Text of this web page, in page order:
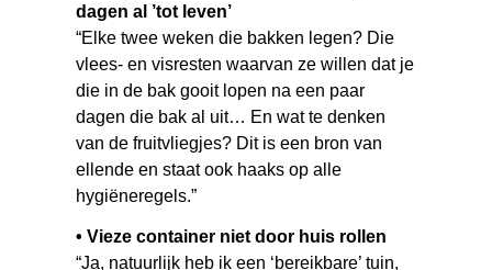
dagen al ’tot leven’
“Elke twee weken die bakken legen? Die
vlees- en visresten waarvan ze willen dat je
die in de bak gooit lopen na een paar
dagen die bak al uit… En wat te denken
van de fruitvliegjes? Dit is een bron van
ellende en staat ook haaks op alle
hygiëneregels.”
• Vieze container niet door huis rollen
“Ja, natuurlijk heb ik een ‘bereikbare’ tuin,